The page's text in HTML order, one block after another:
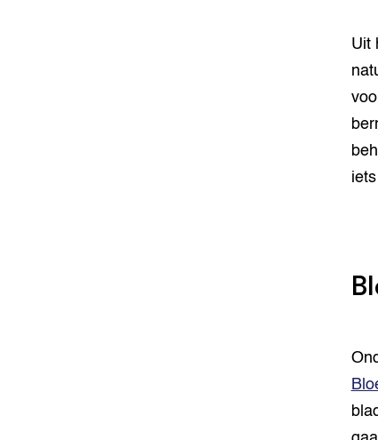
Uit